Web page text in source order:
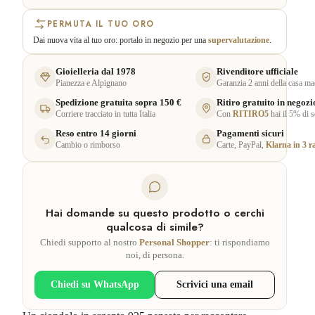
PERMUTA IL TUO ORO
Dai nuova vita al tuo oro: portalo in negozio per una supervalutazione.
Gioielleria dal 1978
Pianezza e Alpignano
Rivenditore ufficiale
Garanzia 2 anni della casa
Spedizione gratuita sopra 150 €
Corriere tracciato in tutta Italia
Ritiro gratuito in
Con RITIRO5 hai il 5% di
Reso entro 14 giorni
Cambio o rimborso
Pagamenti sicuri
Carte, PayPal, Klarna in 3
Hai domande su questo prodotto o cerchi
qualcosa di simile?
Chiedi supporto al nostro Personal Shopper: ti rispondiamo
noi, di persona.
Chiedi su WhatsApp Scrivici una email